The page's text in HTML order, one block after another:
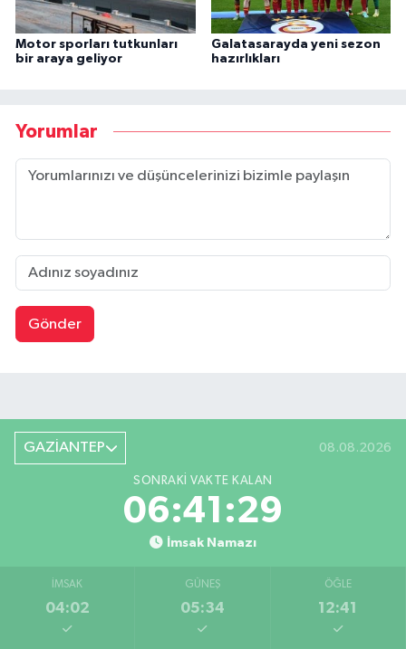
Motor sporları tutkunları
bir araya geliyor
Galatasarayda yeni sezon
hazırlıkları
Yorumlar
Gönder
GAZİANTEP 08.08.2026
SONRAKI VAKTE KALAN
06:41:28
İmsak Namazı
İMSAK
04:02
GÜNEŞ
05:34
ÖĞLE
12:41